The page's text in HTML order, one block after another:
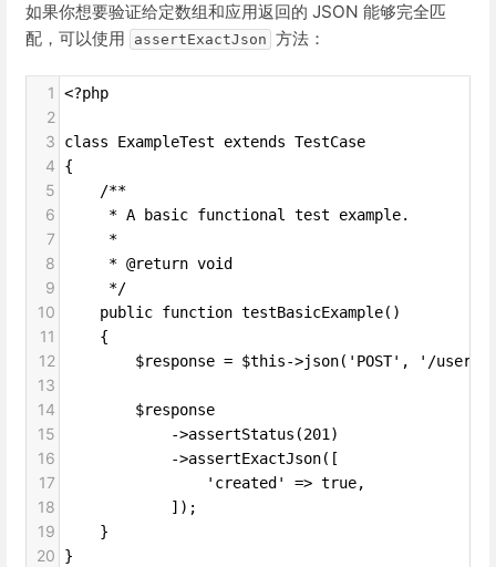
如果你想要验证给定数组和应用返回的 JSON 能够完全匹
配，可以使用
assertExactJson 方法：
1 <?php
2
3
class ExampleTest extends TestCase
4 {
5
    /**
6
     * A basic functional test example.
7
     *
8
     * @return void
9
     */
10
    public function testBasicExample()
11
    {
12
$response = $this->json('POST', '/user',
13
14
        $response
15
            ->assertStatus(201)
16
            ->assertExactJson([
17
                'created' => true,
18
            ]);
19
    }
20 }